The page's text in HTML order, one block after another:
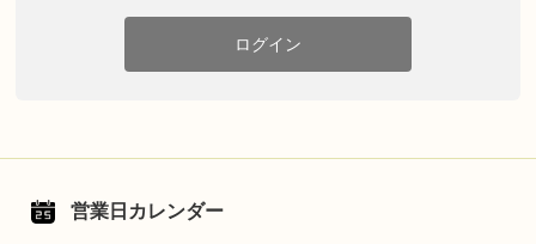
ログイン
営業日カレンダー